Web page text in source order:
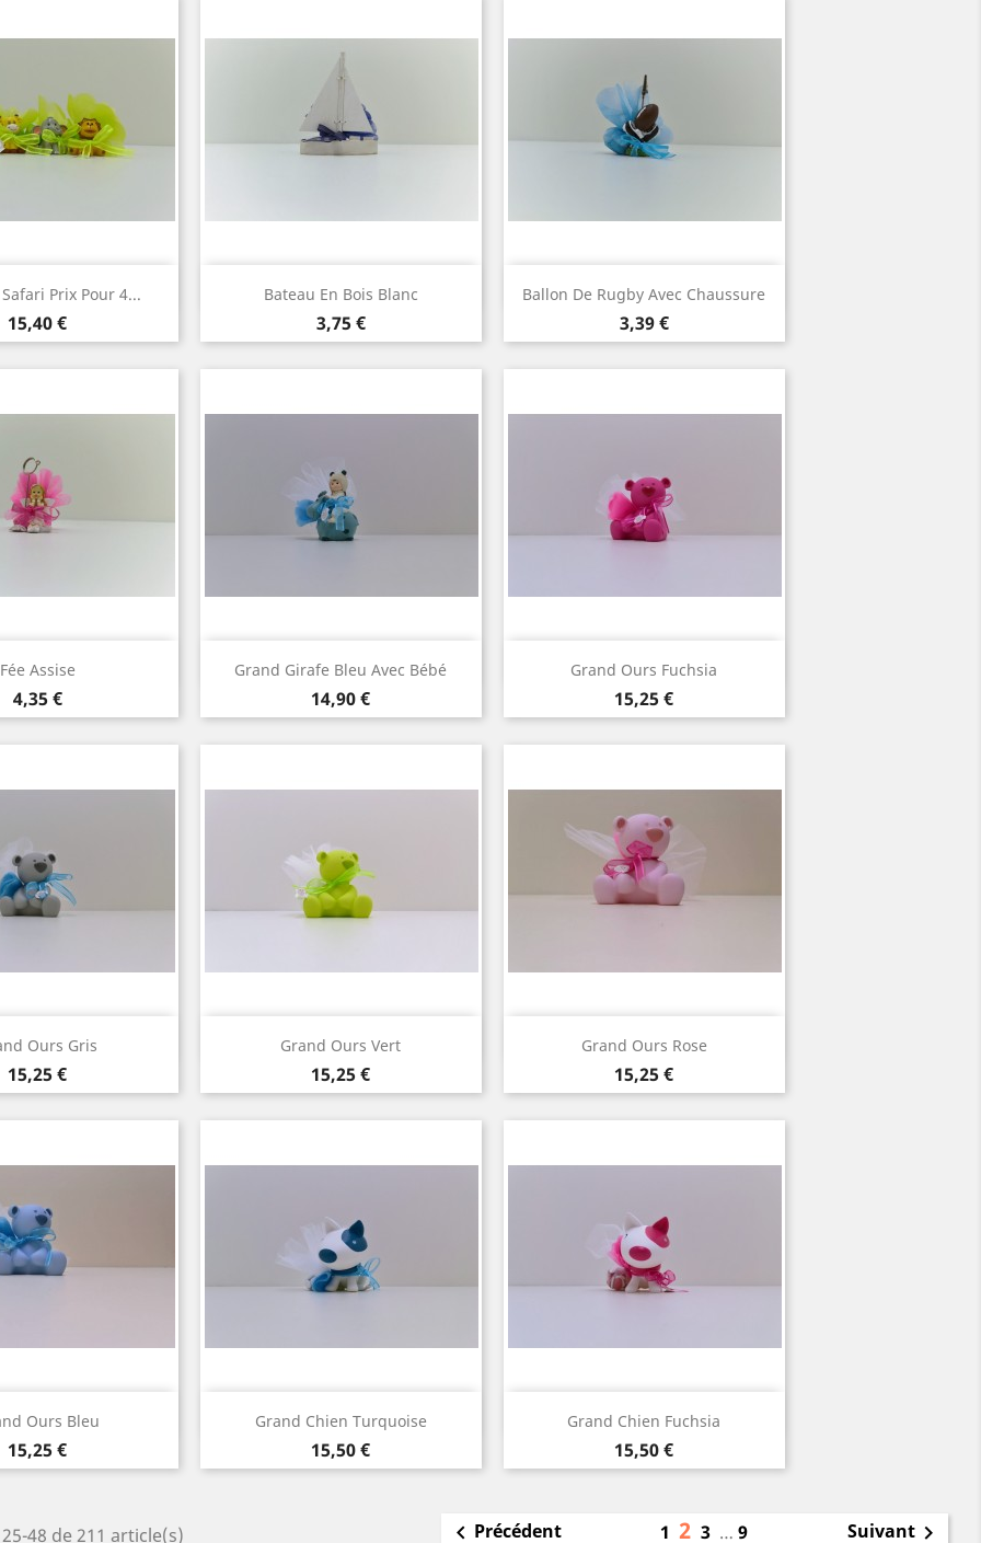
Prix Pour 4...
Prix
15,40 €
rapide Bateau En Bois Blanc
Prix
3,75 €
Aperçu rapide Ballon De Rugby Avec Chaussure
Prix
3,39 €
 Aperçu rapide
Fée Assise
Prix
4,35 €
Aperçu rapide Grand Girafe Bleu Avec Bébé
Prix
14,90 €
Aperçu rapide Grand Ours Fuchsia
Prix
15,25 €
Aperçu rapide
Ours Gris
Prix
15,25 €
rapide Grand Ours Vert
Prix
15,25 €
Aperçu rapide Grand Ours Rose
Prix
15,25 €
Aperçu rapide
Ours Bleu
Prix
15,25 €
rapide Grand Chien Turquoise
Prix
15,50 €
Aperçu rapide Grand Chien Fuchsia
Prix
15,50 €
Aperçu rapide
48 de 211 article(s)  Précédent 1 2 3 … 9 Suivant